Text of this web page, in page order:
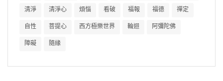
清淨 清淨心 煩惱 看破 福報 福德 禪定
自性 菩提心 西方極樂世界 輪迴 阿彌陀佛
障礙 隨緣